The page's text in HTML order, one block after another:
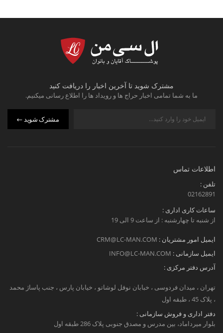
مشترک شوید تا آخرین اخبار را دریافت کنید
ما به شما تمامی اخبار حراج ها و رویداد ها را اطلاع رسانی میکنیم.
مشترک شوید
اطلاعات تماس
تلفن :
02162891
ساعات کاری اداری :
از شنبه تا چهارشنبه : از ساعت 9 الی 19
ایمیل امور مشتریان : CRM@LC-MAN.COM
ایمیل سازمانی : INFO@LC-MAN.COM
آدرس دفتر مرکزی :
تهران ، میدان فردوسی ، خبابان نوفل لوشاتو ، خیابان پارس ، جنب پاساژ محمد
، پلاک 45 ، طبقه اول
دفتر اداری و فروش سازمانی :
بلوار میرداماد، بین مدرس و مصدق جنوبی پلاک 286 طبقه اول